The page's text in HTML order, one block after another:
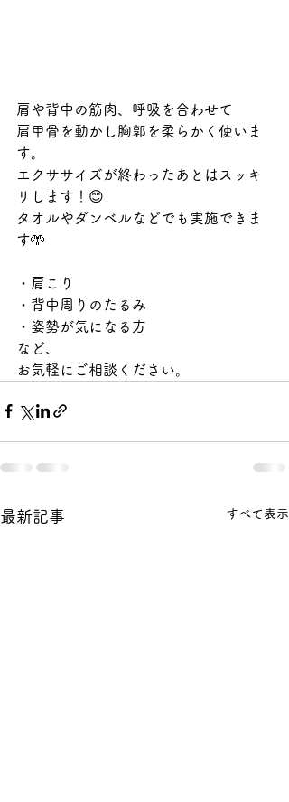
肩や背中の筋肉、呼吸を合わせて
肩甲骨を動かし胸郭を柔らかく使いま
す。
エクササイズが終わったあとはスッキ
リします！😊
タオルやダンベルなどでも実施できま
す🤲
・肩こり
・背中周りのたるみ
・姿勢が気になる方
など、
お気軽にご相談ください。
最新記事 すべて表示